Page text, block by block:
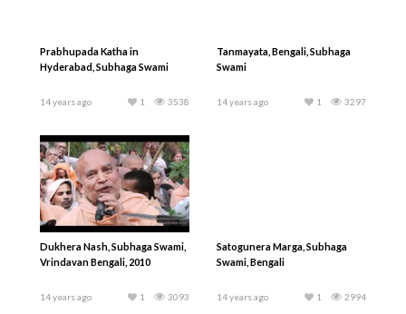
Prabhupada Katha in
Hyderabad, Subhaga Swami
14 years ago 3538
1
Tanmayata, Bengali, Subhaga
Swami
14 years ago 3297
1
Dukhera Nash, Subhaga Swami,
Vrindavan Bengali, 2010
14 years ago 3093
1
Satogunera Marga, Subhaga
Swami, Bengali
14 years ago 2994
1